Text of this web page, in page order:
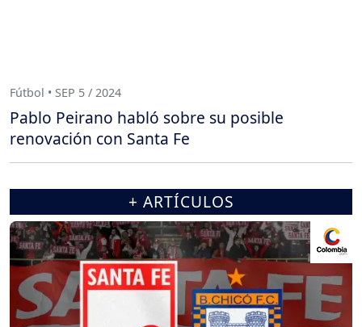
Fútbol • SEP 5 / 2024
Pablo Peirano habló sobre su posible
renovación con Santa Fe
+ ARTÍCULOS